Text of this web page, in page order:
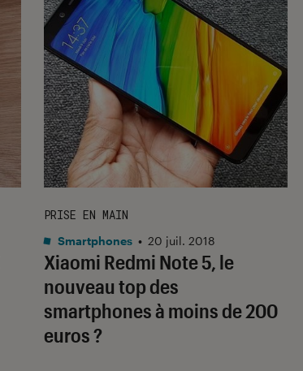
Xiaomi Redmi Note 5, le
nouveau top des
smartphones à moins de 200
euros ?
PRISE EN MAIN
Smartphones • 20 juil. 2018